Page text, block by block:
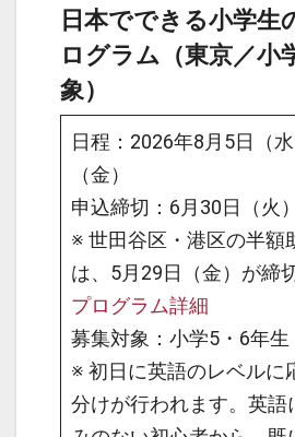
日本でできる小学生
ログラム（東京／小
象）
日程：2026年8月5日（
（金）
申込締切：6月30日（火）
※ 世田谷区・港区の半額
は、5月29日（金）が締
プログラム詳細
募集対象：小学5・6年生
※ 初日に英語のレベルに
分けが行われます。英語